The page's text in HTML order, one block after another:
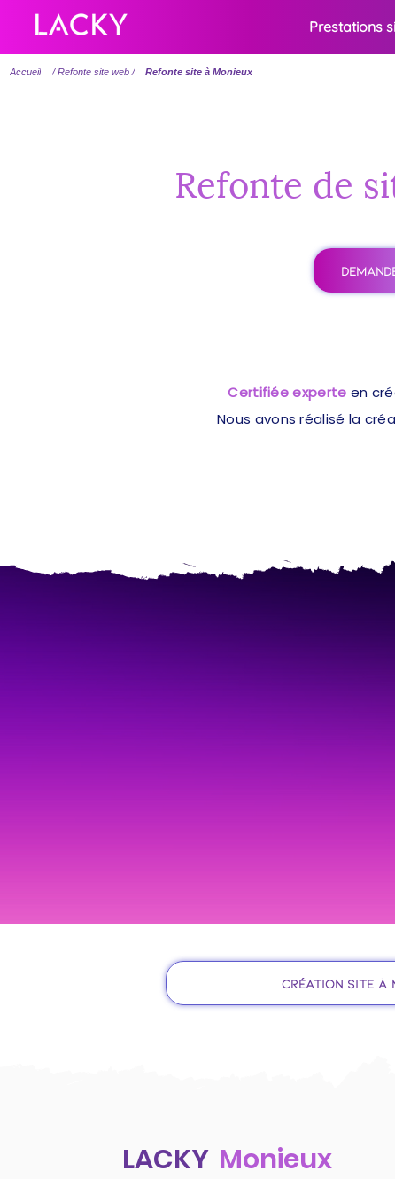
Prestations
Accueil / Refonte site web / Refonte site à Monieux
Refonte de
Certifiée experte en
Nous avons réalisé la
Création site à
LACKY Monieux